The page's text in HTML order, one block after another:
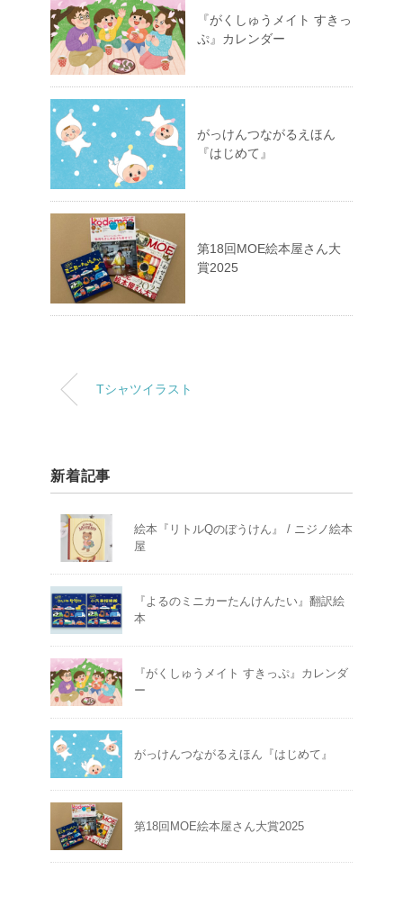
『がくしゅうメイト すきっ
ぷ』カレンダー
がっけんつながるえほん
『はじめて』
第18回MOE絵本屋さん大
賞2025
Tシャツイラスト
新着記事
絵本『リトルQのぼうけん』 / ニジノ絵本
屋
『よるのミニカーたんけんたい』翻訳絵
本
『がくしゅうメイト すきっぷ』カレンダ
ー
がっけんつながるえほん『はじめて』
第18回MOE絵本屋さん大賞2025